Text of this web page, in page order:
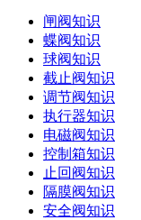
闸阀知识
蝶阀知识
球阀知识
截止阀知识
调节阀知识
执行器知识
电磁阀知识
控制箱知识
止回阀知识
隔膜阀知识
安全阀知识